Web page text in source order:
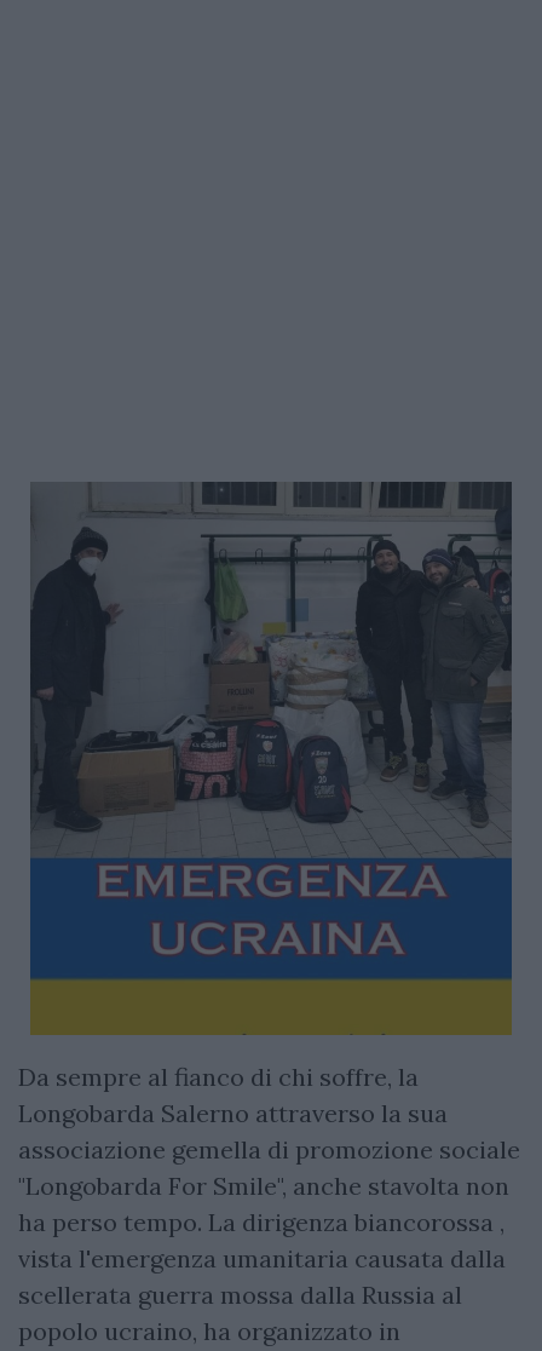
Da sempre al fianco di chi soffre, la
Longobarda Salerno attraverso la sua
associazione gemella di promozione sociale
"Longobarda For Smile", anche stavolta non
ha perso tempo. La dirigenza biancorossa ,
vista l'emergenza umanitaria causata dalla
scellerata guerra mossa dalla Russia al
popolo ucraino, ha organizzato in